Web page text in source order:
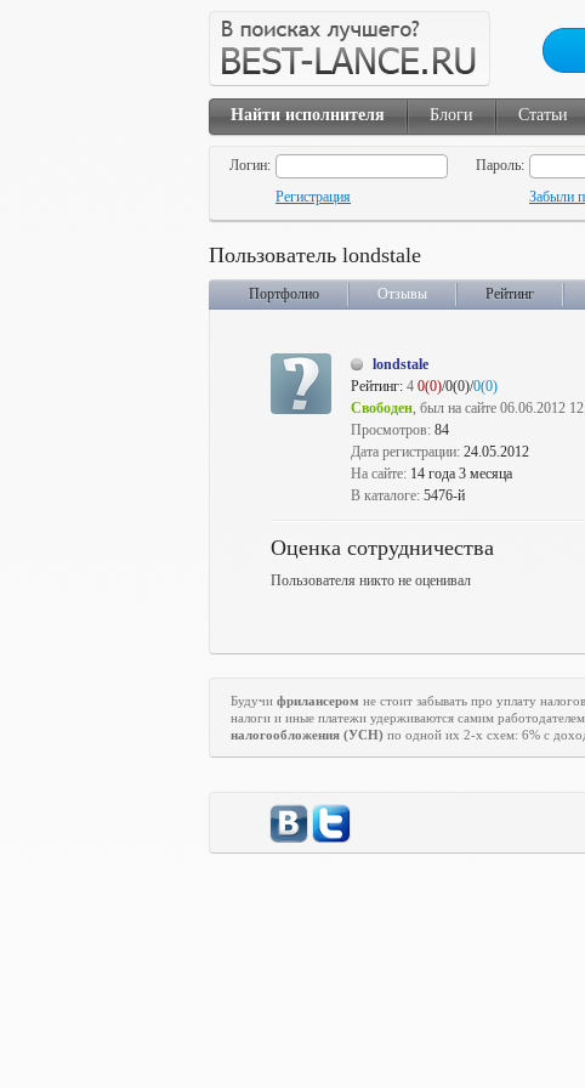
Найти исполнителя Блоги Статьи
Логин:
Пароль:
Регистрация
Забыли
Пользователь londstale
Портфолио Отзывы Рейтинг
londstale
Рейтинг: 4 0(0)/0(0)/0(0)
Свободен, был на сайте 06.06.2012
Просмотров: 84
Дата регистрации: 24.05.2012
На сайте: 14 года 3 месяца
В каталоге: 5476-й
Оценка сотрудничества
Пользователя никто не оценивал
Будучи фрилансером не стоит забывать про уплату
налоги и иные платежи удерживаются самим
налогообложения (УСН) по одной их 2-х схем: 6% с